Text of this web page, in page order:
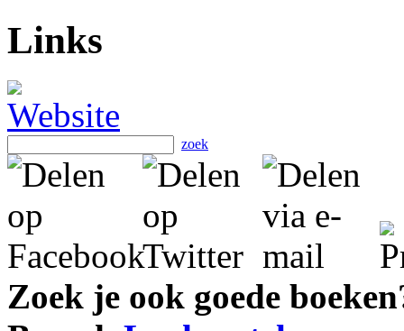
Links
zoek
Zoek je ook goede